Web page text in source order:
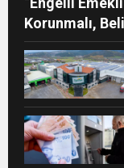
Korunmalı,